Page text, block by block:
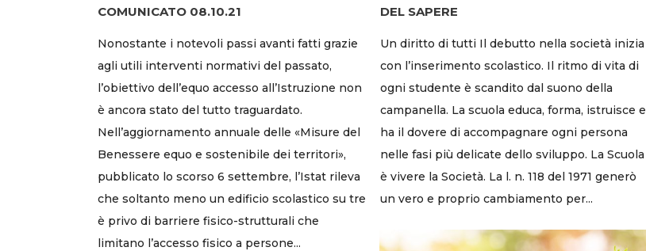
COMUNICATO 08.10.21
Nonostante i notevoli passi avanti fatti grazie
agli utili interventi normativi del passato,
l’obiettivo dell’equo accesso all’Istruzione non
è ancora stato del tutto traguardato.
Nell’aggiornamento annuale delle «Misure del
Benessere equo e sostenibile dei territori»,
pubblicato lo scorso 6 settembre, l’Istat rileva
che soltanto meno un edificio scolastico su tre
è privo di barriere fisico-strutturali che
limitano l’accesso fisico a persone...
DEL SAPERE
Un diritto di tutti Il debutto nella società inizia
con l’inserimento scolastico. Il ritmo di vita di
ogni studente è scandito dal suono della
campanella. La scuola educa, forma, istruisce e
ha il dovere di accompagnare ogni persona
nelle fasi più delicate dello sviluppo. La Scuola
è vivere la Società. La l. n. 118 del 1971 generò
un vero e proprio cambiamento per...